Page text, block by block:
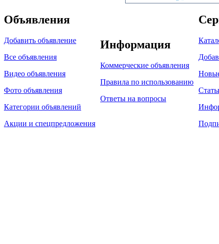
Объявления
Добавить объявление
Все объявления
Видео объявления
Фото объявления
Категории объявлений
Акции и спецпредложения
Информация
Коммерческие объявления
Правила по использованию
Ответы на вопросы